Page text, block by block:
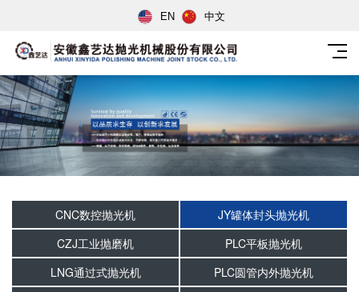
EN 中文
CNC数控抛光机
JY罐体封头抛光机
CZJ工业抛磨机
PLC平板抛光机
LNG通过式抛光机
PLC圆管内外抛光机